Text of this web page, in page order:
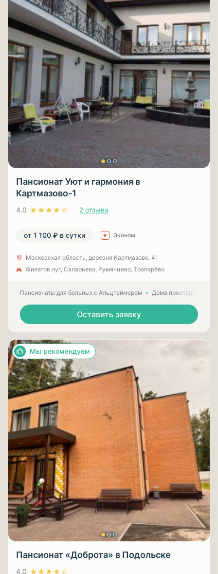
Пансионат Уют и гармония в
Картмазово-1
4.0 2 отзыва
от 1 100 ₽ в сутки Эконом
Московская область, деревня Картмазово, 41
Филатов луг, Саларьево, Румянцево, Тропарёво
Пансионаты для больных с Альцгеймером Дома престарелых
Оставить заявку
Мы рекомендуем
Пансионат «Доброта» в Подольске
4.0